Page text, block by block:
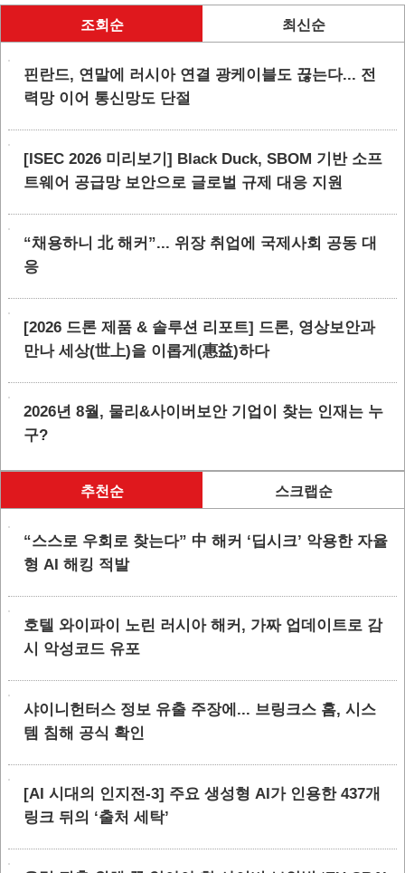
조회순 최신순
핀란드, 연말에 러시아 연결 광케이블도 끊는다... 전
력망 이어 통신망도 단절
[ISEC 2026 미리보기] Black Duck, SBOM 기반 소프
트웨어 공급망 보안으로 글로벌 규제 대응 지원
“채용하니 北 해커”... 위장 취업에 국제사회 공동 대
응
[2026 드론 제품 & 솔루션 리포트] 드론, 영상보안과
만나 세상(世上)을 이롭게(惠益)하다
2026년 8월, 물리&사이버보안 기업이 찾는 인재는 누
구?
추천순 스크랩순
“스스로 우회로 찾는다” 中 해커 ‘딥시크’ 악용한 자율
형 AI 해킹 적발
호텔 와이파이 노린 러시아 해커, 가짜 업데이트로 감
시 악성코드 유포
샤이니헌터스 정보 유출 주장에... 브링크스 홈, 시스
템 침해 공식 확인
[AI 시대의 인지전-3] 주요 생성형 AI가 인용한 437개
링크 뒤의 ‘출처 세탁’